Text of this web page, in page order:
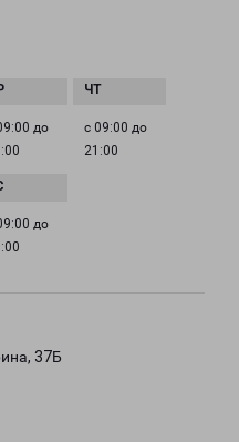
до
с 09:00 до
21:00
до
37Б